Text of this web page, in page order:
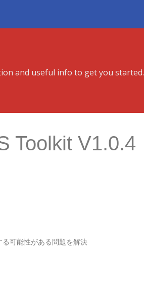
and useful info to get you started.
Toolkit V1.0.4
可能性がある問題を解決